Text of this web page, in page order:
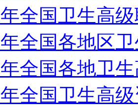
全国卫生高
全国各地区
全国各地卫
全国卫生高